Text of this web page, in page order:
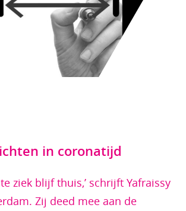
in coronatijd
ziek blijf thuis,’ schrijft Yafraissy
Zij deed mee aan de